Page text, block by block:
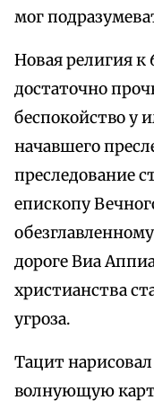
мог
Новая религия к
достаточно
беспокойство у
начавшего
преследование
епископу
дороге Виа
христианства
угроза.
Тацит
волнующую